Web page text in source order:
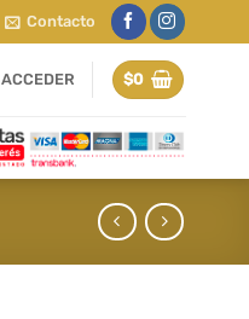
Contacto
ACCEDER $0